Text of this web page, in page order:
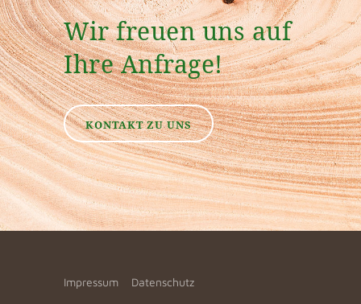
Wir freuen uns auf
Ihre Anfrage!
KONTAKT ZU UNS
Impressum Datenschutz